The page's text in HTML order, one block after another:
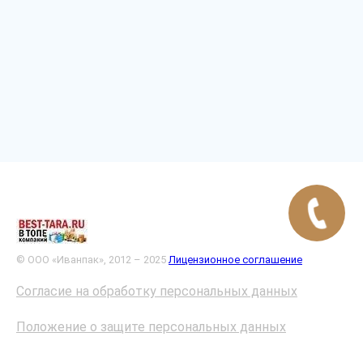
© ООО «Иванпак», 2012 – 2025 Лицензионное соглашение
Согласие на обработку персональных данных
Положение о защите персональных данных